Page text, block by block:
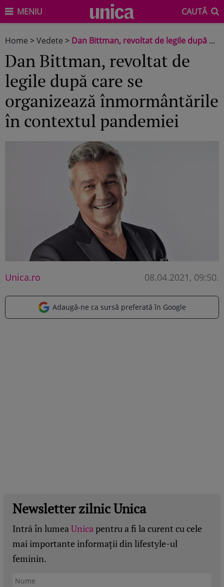
MENIU CAUTĂ
Home >Vedete > Dan Bittman, revoltat de legile după care se organizează înmormântările în contextul pandemiei
Dan Bittman, revoltat de
legile după care se
organizează înmormântările
în contextul pandemiei
Unica.ro 08.04.2021, 09:50.
Adaugă-ne ca sursă preferată în Google
Newsletter zilnic Unica
Intră în lumeaUnicapentru a fi la curent cu cele
mai importante informații din lifestyle-ul
feminin.